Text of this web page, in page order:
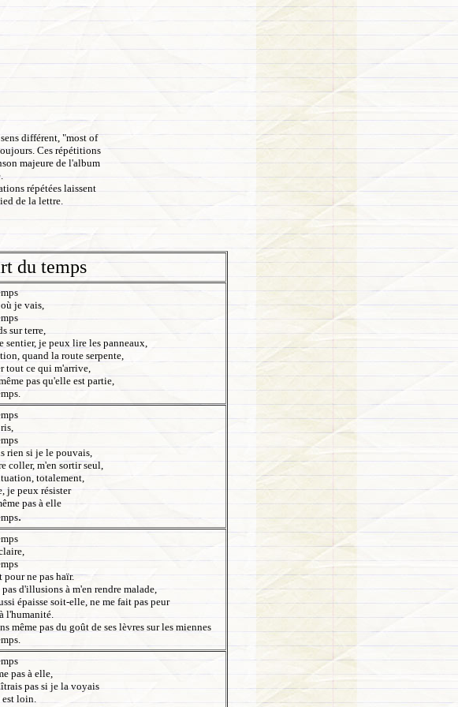
différent, "most of
Ces répétitions
majeure de l'album
répétées laissent
de la lettre.
du temps
je vais,
sur terre,
sentier, je peux lire les panneaux,
quand la route serpente,
tout ce qui m'arrive,
pas qu'elle est partie,
rien si je le pouvais,
coller, m'en sortir seul,
totalement,
je peux résister
pas à elle
.
pour ne pas haïr.
pas d'illusions à m'en rendre malade,
épaisse soit-elle, ne me fait pas peur
l'humanité.
même pas du goût de ses lèvres sur les miennes
pas à elle,
pas si je la voyais
est loin.